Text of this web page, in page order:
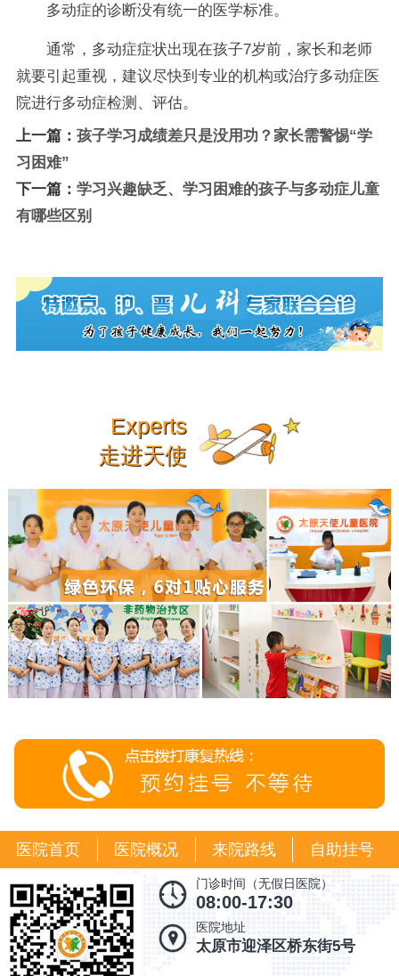
多动症的诊断没有统一的医学标准。
通常，多动症症状出现在孩子7岁前，家长和老师
就要引起重视，建议尽快到专业的机构或治疗多动症医
院进行多动症检测、评估。
上一篇： 孩子学习成绩差只是没用功？家长需警惕“学
习困难”
下一篇： 学习兴趣缺乏、学习困难的孩子与多动症儿童
有哪些区别
Experts
走进天使
医院首页 医院概况 来院路线 自助挂号
门诊时间（无假日医院）
08:00-17:30
医院地址
太原市迎泽区桥东街5号